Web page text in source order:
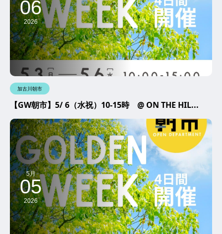
06
2026
加古川朝市
【GW朝市】5/ 6（水祝）10-15時 @ ON THE HIL...
5月
05
2026